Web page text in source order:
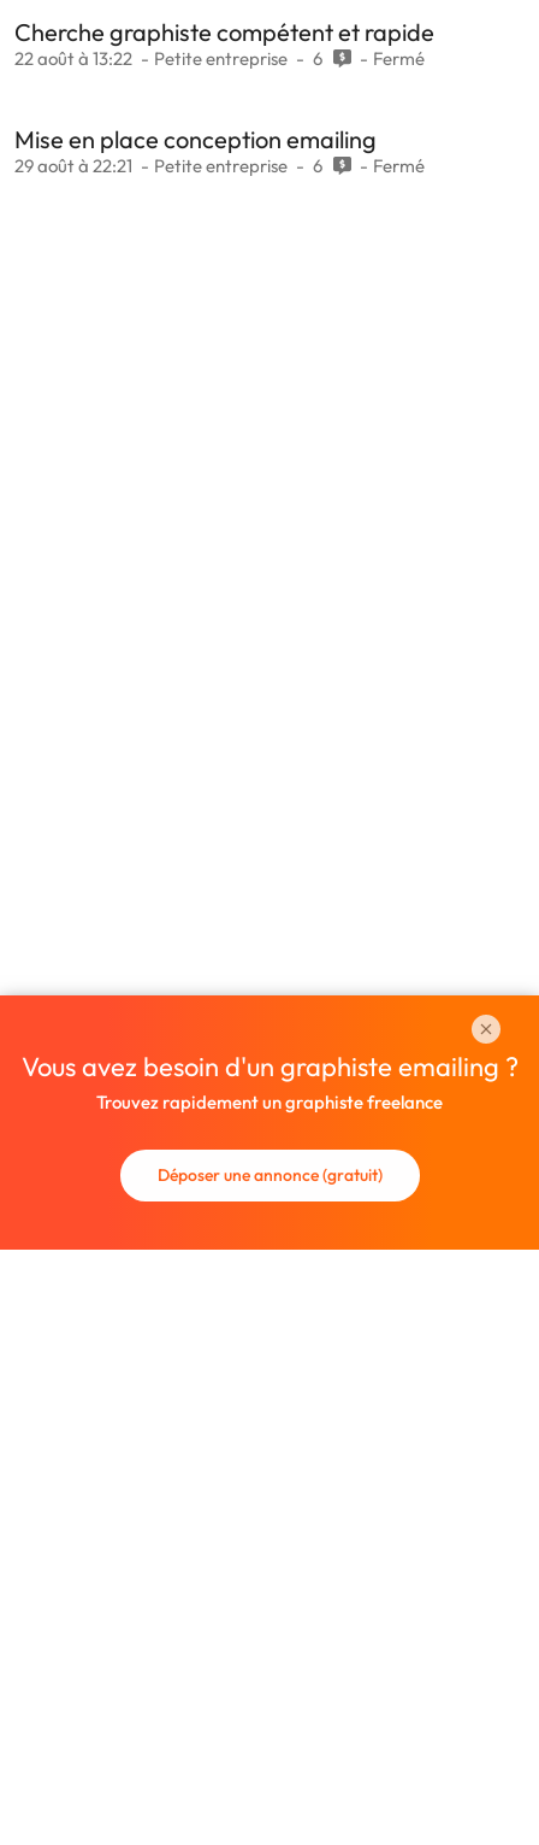
Cherche graphiste compétent et rapide
22 août à 13:22 Petite entreprise 6 Fermé
Mise en place conception emailing
29 août à 22:21 Petite entreprise 6 Fermé
Vous avez besoin d'un graphiste emailing ?
Trouvez rapidement un graphiste freelance
Déposer une annonce (gratuit)